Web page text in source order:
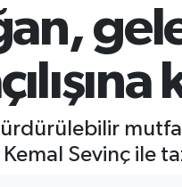
sürdürülebilir
Sevinç ile